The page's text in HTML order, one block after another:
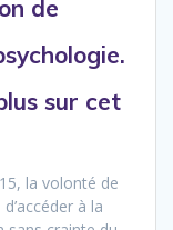
de
sur cet
la volonté de
à la